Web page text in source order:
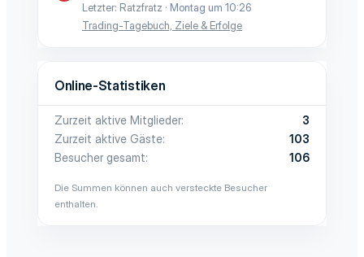
Letzter: Ratzfratz
Montag um 10:26
Trading-Tagebuch, Ziele & Erfolge
Online-Statistiken
Zurzeit aktive Mitglieder
3
Zurzeit aktive Gäste
103
Besucher gesamt
106
Die Summen können auch versteckte Besucher
enthalten.